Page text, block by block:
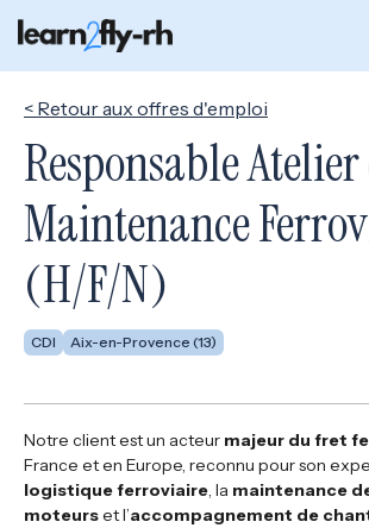
< Retour aux offres d'emploi
Responsable
Maintenance
(H/F/N)
CDI Aix-en-Provence (13)
Notre client est un acteur majeur du fret
France et en Europe, reconnu pour son
logistique ferroviaire, la maintenance
moteurset l’accompagnement de